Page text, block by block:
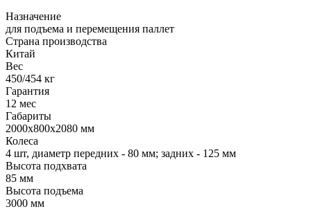
Назначение
для подъема и перемещения паллет
Страна производства
Китай
Вес
450/454 кг
Гарантия
12 мес
Габариты
2000х800х2080 мм
Колеса
4 шт, диаметр передних - 80 мм; задних - 125 мм
Высота подхвата
85 мм
Высота подъема
3000 мм